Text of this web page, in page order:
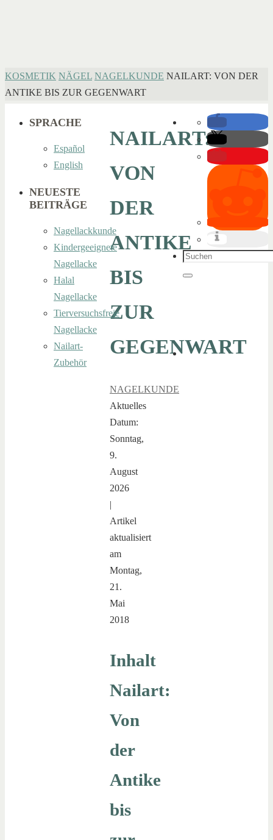
HOME
KOSMETIK NÄGEL NAGELKUNDE NAILART: VON DER
ANTIKE BIS ZUR GEGENWART
NAILART:
VON
DER
ANTIKE
BIS
ZUR
GEGENWART
NAGELKUNDE
Aktuelles
Datum:
Sonntag,
9.
August
2026
|
Artikel
aktualisiert
am
Montag,
21.
Mai
2018
Inhalt
Nailart:
Von
der
Antike
bis
SPRACHE
Español
English
NEUESTE
BEITRÄGE
Nagellackkunde
Kindergeeignete
Nagellacke
Halal
Nagellacke
Tierversuchsfreie
Nagellacke
Nailart-
Zubehör
Suchen
nach:
Suchen